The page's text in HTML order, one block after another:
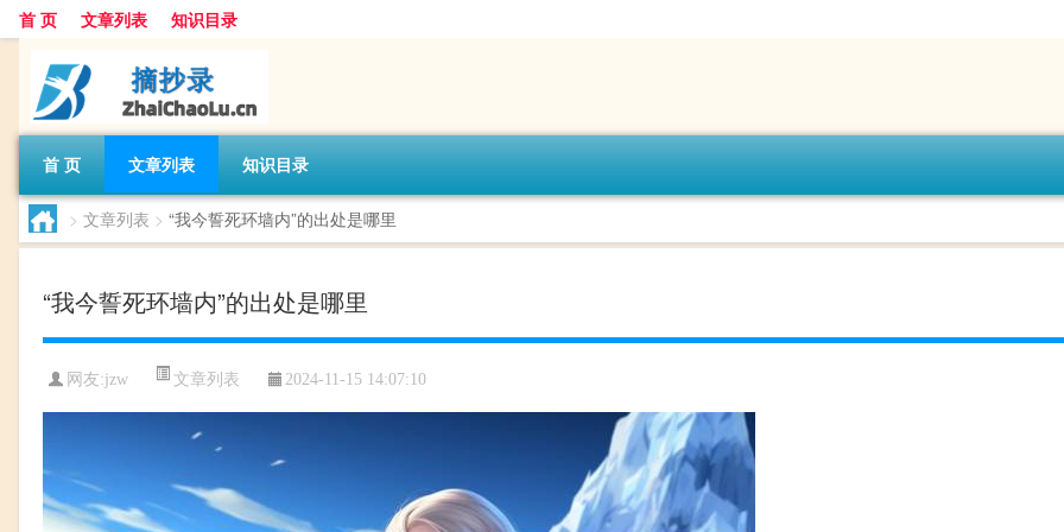
首 页 文章列表 知识目录
首 页 文章列表 知识目录
> 文章列表 > “我今誓死环墙内”的出处是哪里
“我今誓死环墙内”的出处是哪里
网友:jzw 文章列表 2024-11-15 14:07:10